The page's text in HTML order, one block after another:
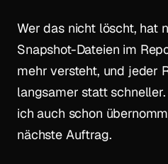
Wer das nicht löscht, hat
Snapshot-Dateien im
mehr versteht, und jeder
langsamer statt
ich auch schon
nächste Auftrag.